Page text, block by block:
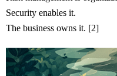
Security enables it.
The business owns it. [2]